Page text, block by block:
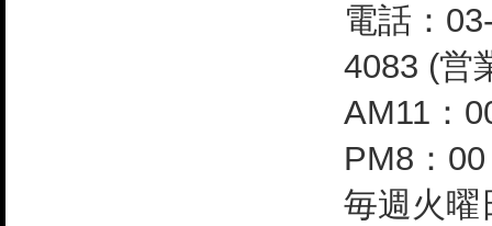
電話：
4083 (営
AM11：
PM8：
毎週火曜